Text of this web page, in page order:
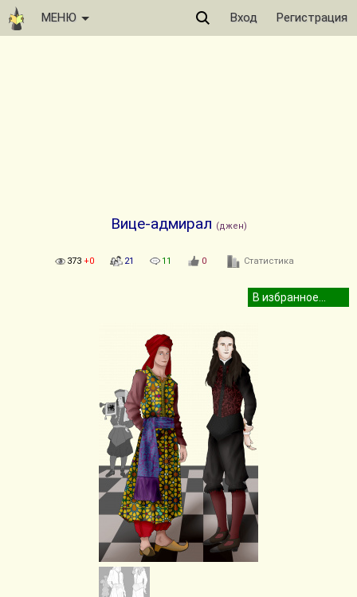
МЕНЮ Вход Регистрация
Вице-адмирал (джен)
373 +0 21 11 0 Статистика